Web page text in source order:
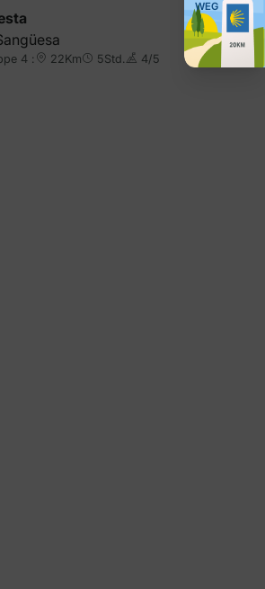
WEG
4 : 22Km 5Std. 4/5